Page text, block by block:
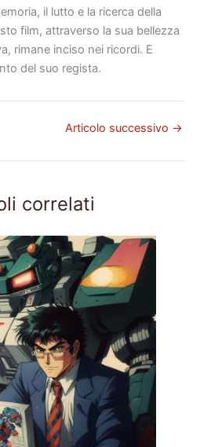
il lutto e la ricerca della
film, attraverso la sua bellezza
rimane inciso nei ricordi. E
del suo regista.
Articolo successivo →
correlati